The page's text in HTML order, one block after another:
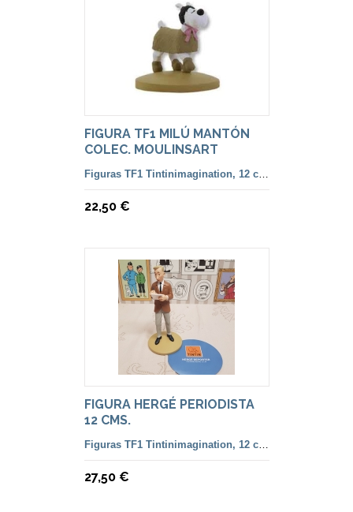
FIGURA TF1 MILÚ MANTÓN
COLEC. MOULINSART
Figuras TF1 Tintinimagination, 12 cm. color y francesa
22,50 €
FIGURA HERGÉ PERIODISTA
12 CMS.
Figuras TF1 Tintinimagination, 12 cm. color y francesa
27,50 €